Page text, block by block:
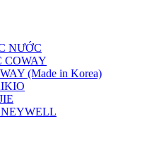
NƯỚC
COWAY
(Made in Korea)